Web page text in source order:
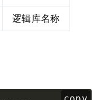
逻辑库名称